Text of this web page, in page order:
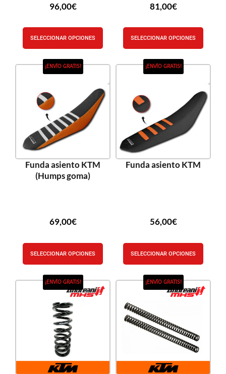
96,00€
SELECCIONAR OPCIONES
81,00€
SELECCIONAR OPCIONES
¡ENVÍO GRATIS!
Funda asiento KTM
(Humps goma)
69,00€
SELECCIONAR OPCIONES
¡ENVÍO GRATIS!
Funda asiento KTM
56,00€
SELECCIONAR OPCIONES
¡ENVÍO GRATIS! ¡ENVÍO GRATIS!